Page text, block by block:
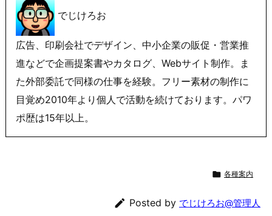
でじけろお
広告、印刷会社でデザイン、中小企業の販促・営業推
進などで企画提案書やカタログ、Webサイト制作。ま
た外部委託で同様の仕事を経験。フリー素材の制作に
目覚め2010年より個人で活動を続けております。パワ
ポ歴は15年以上。
 各種案内
 Posted by でじけろお@管理人